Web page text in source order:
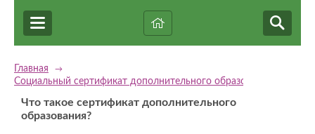
Главная →
Социальный сертификат дополнительного образования
Что такое сертификат дополнительного
образования?